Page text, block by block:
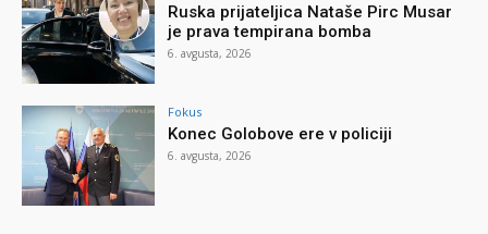
Ruska prijateljica Nataše Pirc Musar
je prava tempirana bomba
6. avgusta, 2026
Fokus
Konec Golobove ere v policiji
6. avgusta, 2026